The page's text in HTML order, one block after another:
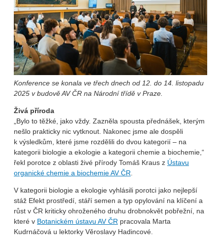
Konference se konala ve třech dnech od 12. do 14. listopadu
2025 v budově AV ČR na Národní třídě v Praze.
Živá příroda
„Bylo to těžké, jako vždy. Zazněla spousta přednášek, kterým
nešlo prakticky nic vytknout. Nakonec jsme ale dospěli
k výsledkům, které jsme rozdělili do dvou kategorií – na
kategorii biologie a ekologie a kategorii chemie a biochemie,“
řekl porotce z oblasti živé přírody Tomáš Kraus z Ústavu
organické chemie a biochemie AV ČR
V kategorii biologie a ekologie vyhlásili porotci jako nejlepší
stáž Efekt prostředí, stáří semen a typ opylování na klíčení a
růst v ČR kriticky ohroženého druhu drobnokvět pobřežní, na
které v Botanickém ústavu AV ČR pracovala Marta
Kudrnáčová u lektorky Věroslavy Hadincové.